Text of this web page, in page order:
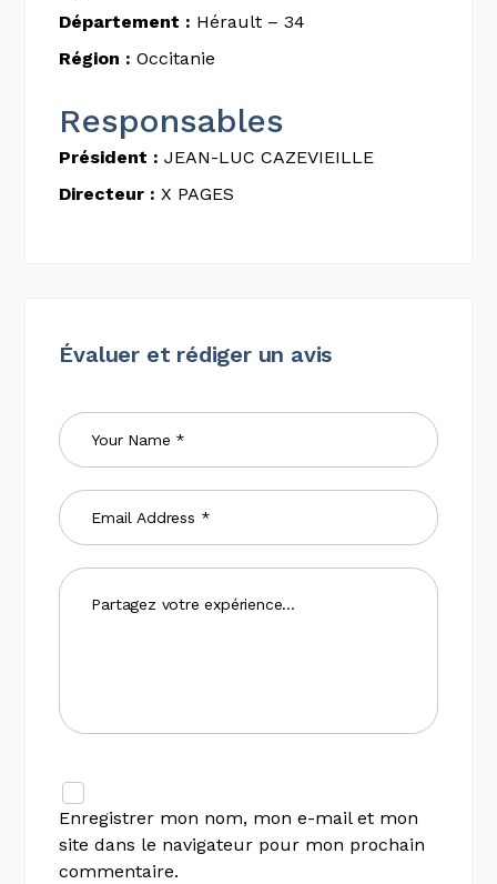
Département : Hérault – 34
Région : Occitanie
Responsables
Président : JEAN-LUC CAZEVIEILLE
Directeur : X PAGES
Évaluer et rédiger un avis
Enregistrer mon nom, mon e-mail et mon
site dans le navigateur pour mon prochain
commentaire.